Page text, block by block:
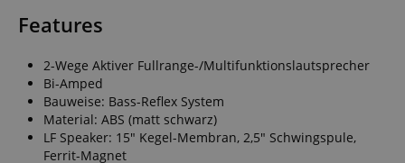
Features
2-Wege Aktiver Fullrange-/Multifunktionslautsprecher
Bi-Amped
Bauweise: Bass-Reflex System
Material: ABS (matt schwarz)
LF Speaker: 15" Kegel-Membran, 2,5" Schwingspule,
Ferrit-Magnet